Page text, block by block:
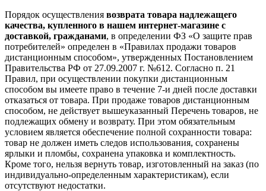
Порядок осуществления возврата товара надлежащего
качества, купленного в нашем интернет-магазине с
доставкой, гражданами, в определении ФЗ «О защите прав
потребителей» определен в «Правилах продажи товаров
дистанционным способом», утвержденных Постановлением
Правительства РФ от 27.09.2007 г. №612. Согласно п. 21
Правил, при осуществлении покупки дистанционным
способом вы имеете право в течение 7-и дней после доставки
отказаться от товара. При продаже товаров дистанционным
способом, не действует вышеуказанный Перечень товаров, не
подлежащих обмену и возврату. При этом обязательным
условием является обеспечение полной сохранности товара:
товар не должен иметь следов использования, сохранены
ярлыки и пломбы, сохранена упаковка и комплектность.
Кроме того, нельзя вернуть товар, изготовленный на заказ (по
индивидуально-определенным характеристикам), если
отсутствуют недостатки.